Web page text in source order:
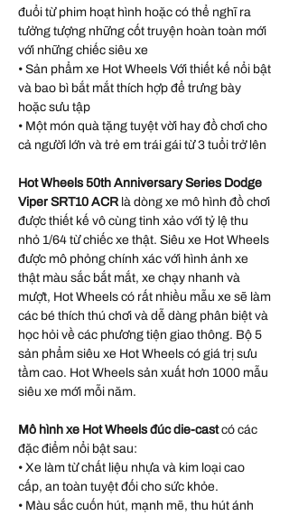
đuổi từ phim hoạt hình hoặc có thể nghĩ ra
tưởng tượng những cốt truyện hoàn toàn mới
với những chiếc siêu xe
• Sản phẩm xe Hot Wheels Với thiết kế nổi bật
và bao bì bắt mắt thích hợp để trưng bày
hoặc sưu tập
• Một món quà tặng tuyệt vời hay đồ chơi cho
cả người lớn và trẻ em trái gái từ 3 tuổi trở lên
Hot Wheels 50th Anniversary Series Dodge
Viper SRT10 ACR là dòng xe mô hình đồ chơi
được thiết kế vô cùng tinh xảo với tỷ lệ thu
nhỏ 1/64 từ chiếc xe thật. Siêu xe Hot Wheels
được mô phỏng chính xác với hình ảnh xe
thật màu sắc bắt mắt, xe chạy nhanh và
mượt, Hot Wheels có rất nhiều mẫu xe sẽ làm
các bé thích thú chơi và dễ dàng phân biệt và
học hỏi về các phương tiện giao thông. Bộ 5
sản phẩm siêu xe Hot Wheels có giá trị sưu
tầm cao. Hot Wheels sản xuất hơn 1000 mẫu
siêu xe mới mỗi năm.
Mô hình xe Hot Wheels đúc die-castcó các
đặc điểm nổi bật sau:
• Xe làm từ chất liệu nhựa và kim loại cao
cấp, an toàn tuyệt đối cho sức khỏe.
• Màu sắc cuốn hút, mạnh mẽ, thu hút ánh